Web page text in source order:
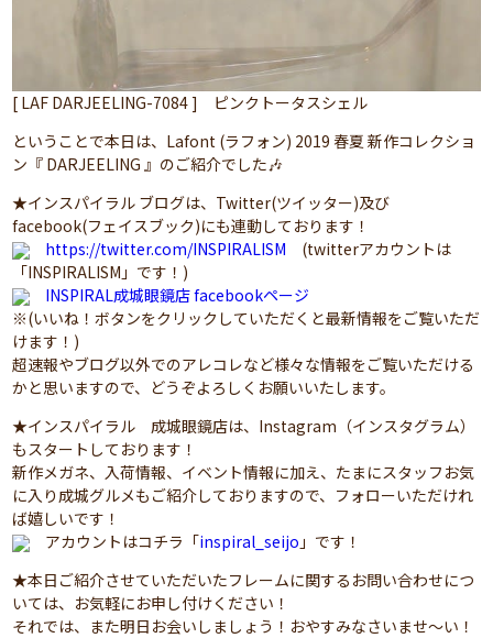
[ LAF DARJEELING-7084 ] ピンクトータスシェル
ということで本日は、Lafont (ラフォン) 2019 春夏 新作コレクショ
ン『 DARJEELING 』のご紹介でした🎶
★インスパイラル ブログは、Twitter(ツイッター)及び
facebook(フェイスブック)にも連動しております！
https://twitter.com/INSPIRALISM (twitterアカウントは
「INSPIRALISM」です！)
INSPIRAL成城眼鏡店 facebookページ
※(いいね！ボタンをクリックしていただくと最新情報をご覧いただ
けます！)
超速報やブログ以外でのアレコレなど様々な情報をご覧いただける
かと思いますので、どうぞよろしくお願いいたします。
★インスパイラル 成城眼鏡店は、Instagram（インスタグラム）
もスタートしております！
新作メガネ、入荷情報、イベント情報に加え、たまにスタッフお気
に入り成城グルメもご紹介しておりますので、フォローいただけれ
ば嬉しいです！
アカウントはコチラ「inspiral_seijo 」です！
★本日ご紹介させていただいたフレームに関するお問い合わせにつ
いては、お気軽にお申し付けください！
それでは、また明日お会いしましょう！おやすみなさいませ～い！